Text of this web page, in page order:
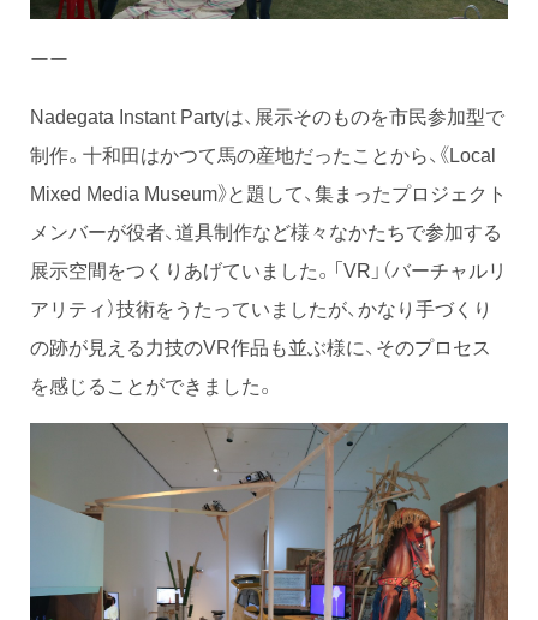
ーー
Nadegata Instant Partyは、展示そのものを市民参加型で
制作。十和田はかつて馬の産地だったことから、《Local
Mixed Media Museum》と題して、集まったプロジェクト
メンバーが役者、道具制作など様々なかたちで参加する
展示空間をつくりあげていました。「VR」（バーチャルリ
アリティ）技術をうたっていましたが、かなり手づくり
の跡が見える力技のVR作品も並ぶ様に、そのプロセス
を感じることができました。